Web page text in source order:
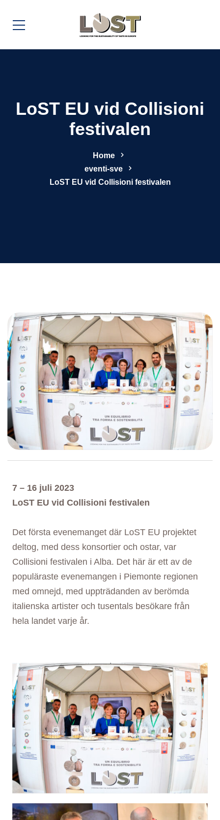
LoST EU vid Collisioni
festivalen
Home
eventi-sve
LoST EU vid Collisioni festivalen
7 – 16 juli 2023
LoST EU vid Collisioni festivalen
Det första evenemanget där LoST EU projektet
deltog, med dess konsortier och ostar, var
Collisioni festivalen i Alba. Det här är ett av de
populäraste evenemangen i Piemonte regionen
med omnejd, med uppträdanden av berömda
italienska artister och tusentals besökare från
hela landet varje år.